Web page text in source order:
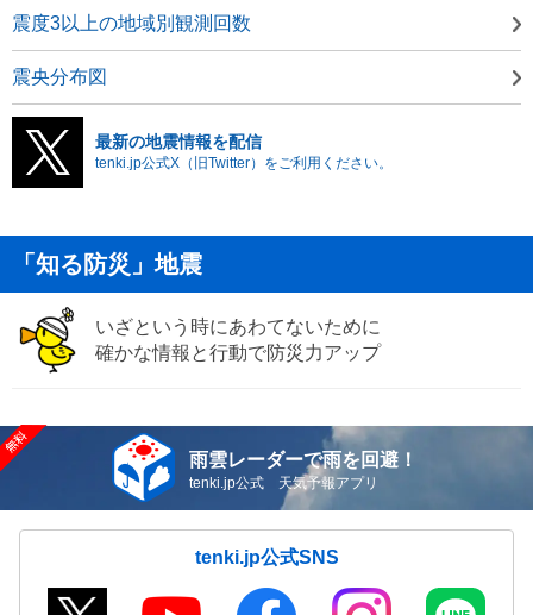
震度3以上の地域別観測回数
震央分布図
最新の地震情報を配信
tenki.jp公式X（旧Twitter）をご利用ください。
「知る防災」地震
いざという時にあわてないために
確かな情報と行動で防災力アップ
雨雲レーダーで雨を回避！
tenki.jp公式 天気予報アプリ
tenki.jp公式SNS